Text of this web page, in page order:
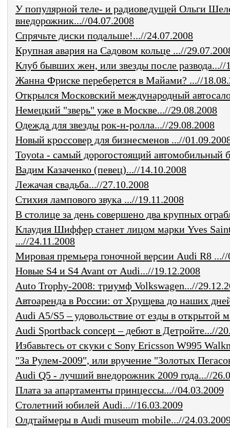
У популярной теле- и радиоведущей Ольги
внедорожник...//04.07.2008
Спрячьте диски подальше!...//24.07.2008
Крупная авария на Садовом кольце ...//
Клуб бывших жен, или звезды после развода...//
Жанна Фриске переберется в Майами? ...//
Открылся Московский международный
Немецкий "зверь" уже в Москве...//29.08.2008
Одежда для звезды рок-н-ролла...//29.08.2008
Новый кроссовер для бизнесменов ...//
Toyota - самый дорогостоящий автомобильный
Вадим Казаченко (певец)...//14.10.2008
Лежачая свадьба...//27.10.2008
Стихия лампового звука ...//19.11.2008
В столице за день совершено два крупных
Клаудия Шиффер станет лицом марки Yves
...//24.11.2008
Мировая премьера гоночной версии Audi R8 ...//
Новые S4 и S4 Avant от Audi...//19.12.2008
Auto Trophy-2008: триумф Volkswagen...//
Автоаренда в России: от Хрущева до наших
Audi A5/S5 – удовольствие от езды в открытой
Audi Sportback concept – дебют в Детройте...//
Избавьтесь от скуки с Sony Ericsson W995
"За Рулем-2009", или вручение "Золотых
Audi Q5 - лучший внедорожник 2009 года...//
Плата за апартаменты принцессы...//04.03.2009
Столетний юбилей Audi...//16.03.2009
Олдтаймеры в Audi museum mobile...//